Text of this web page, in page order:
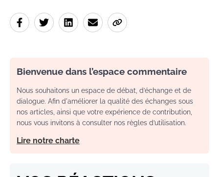
Bienvenue dans l’espace commentaire
Nous souhaitons un espace de débat, d’échange et de
dialogue. Afin d'améliorer la qualité des échanges sous
nos articles, ainsi que votre expérience de contribution,
nous vous invitons à consulter nos règles d’utilisation.
Lire notre charte